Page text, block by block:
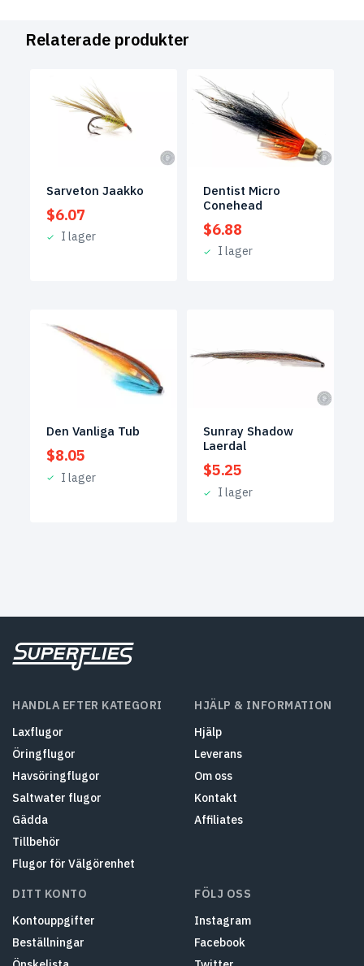
Relaterade produkter
Sarveton Jaakko
$6.07
I lager
Dentist Micro
Conehead
$6.88
I lager
Den Vanliga Tub
$8.05
I lager
Sunray Shadow
Laerdal
$5.25
I lager
HANDLA EFTER KATEGORI
Laxflugor
Öringflugor
Havsöringflugor
Saltwater flugor
Gädda
Tillbehör
Flugor för Välgörenhet
HJÄLP & INFORMATION
Hjälp
Leverans
Om oss
Kontakt
Affiliates
DITT KONTO
Kontouppgifter
Beställningar
FÖLJ OSS
Instagram
Facebook